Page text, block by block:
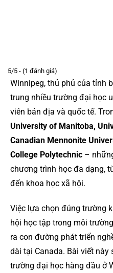
5/5 - (1 đánh giá)
Winnipeg, thủ phủ của tỉnh
trung nhiều trường đại học
viên bản địa và quốc tế.
University of Manitoba,
Canadian Mennonite
College Polytechnic –
chương trình học đa dạng,
đến khoa học xã hội.
Việc lựa chọn đúng trường
hội học tập trong môi
ra con đường phát triển
dài tại Canada. Bài viết này
trường đại học hàng đầu ở